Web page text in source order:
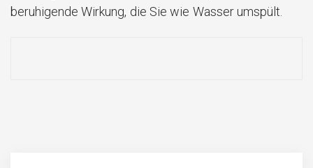
beruhigende Wirkung, die Sie wie Wasser umspült.